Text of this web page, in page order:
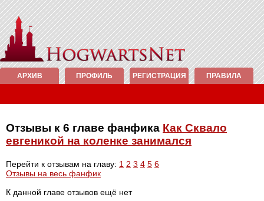
АРХИВ ПРОФИЛЬ РЕГИСТРАЦИЯ ПРАВИЛА
Отзывы к 6 главе фанфика Как Сквало
евгеникой на коленке занимался
Перейти к отзывам на главу: 1 2 3 4 5 6
Отзывы на весь фанфик
К данной главе отзывов ещё нет